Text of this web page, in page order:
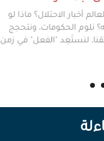
أخبار الاحتلال؟ ماذا لو
نلوم الحكومات، ونتحجج
لنستَعِد "الفعل" في زمن